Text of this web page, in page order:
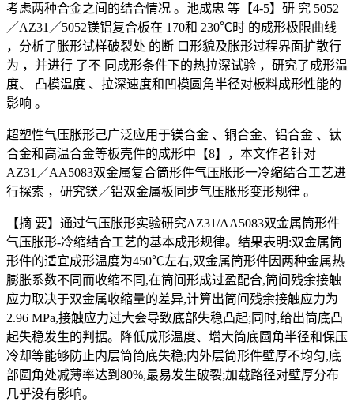
考虑两种合金之间的结合情况 。池成忠 等【4-5】研 究 5052
／AZ31／5052镁铝复合板在 170和 230℃时 的成形极限曲线
，分析了胀形试样破裂处 的断 口形貌及胀形过程界面扩散行
为 ，并进行 了不 同成形条件下的热拉深试验 ，研究了成形温
度、 凸模温度 、拉深速度和凹模圆角半径对板料成形性能的
影响 。
超塑性气压胀形己广泛应用于镁合金 、铜合金、铝合金 、钛
合金和高温合金等板壳件的成形中【8】，本文作者针对
AZ31／AA5083双金属复合筒形件气压胀形一冷缩结合工艺进
行探索 ，研究镁／铝双金属板同步气压胀形变形规律 。
【摘 要】通过气压胀形实验研究AZ31/AA5083双金属筒形件
气压胀形-冷缩结合工艺的基本成形规律。结果表明:双金属筒
形件的适宜成形温度为450℃左右,双金属筒形件因两种金属热
膨胀系数不同而收缩不同,在筒间形成过盈配合,筒间残余接触
应力取决于双金属收缩量的差异,计算出筒间残余接触应力为
2.96 MPa,接触应力过大会导致底部失稳凸起;同时,给出筒底凸
起失稳发生的判据。降低成形温度、增大筒底圆角半径和保压
冷却等能够防止内层筒筒底失稳;内外层筒形件壁厚不均匀,底
部圆角处减薄率达到80%,最易发生破裂;加载路径对壁厚分布
几乎没有影响。